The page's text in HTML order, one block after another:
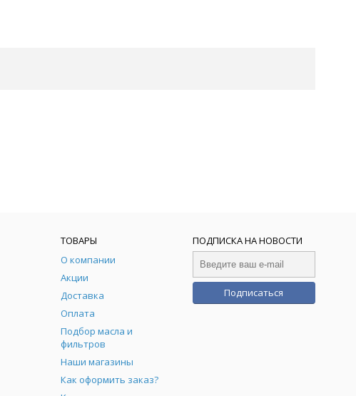
ТОВАРЫ
О компании
Акции
Доставка
Оплата
Подбор масла и
фильтров
Наши магазины
Как оформить заказ?
ПОДПИСКА НА НОВОСТИ
Подписаться